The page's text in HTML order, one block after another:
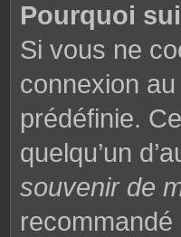
Pourquoi
Si vous ne
connexion
prédéfinie.
quelqu’un
souvenir de